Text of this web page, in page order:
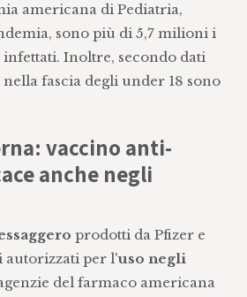
americana di Pediatria,
sono più di 5,7 milioni i
infettati. Inoltre, secondo dati
fascia degli under 18 sono
vaccino anti-
anche negli
prodotti da Pfizer e
autorizzati per l'uso negli
del farmaco americana